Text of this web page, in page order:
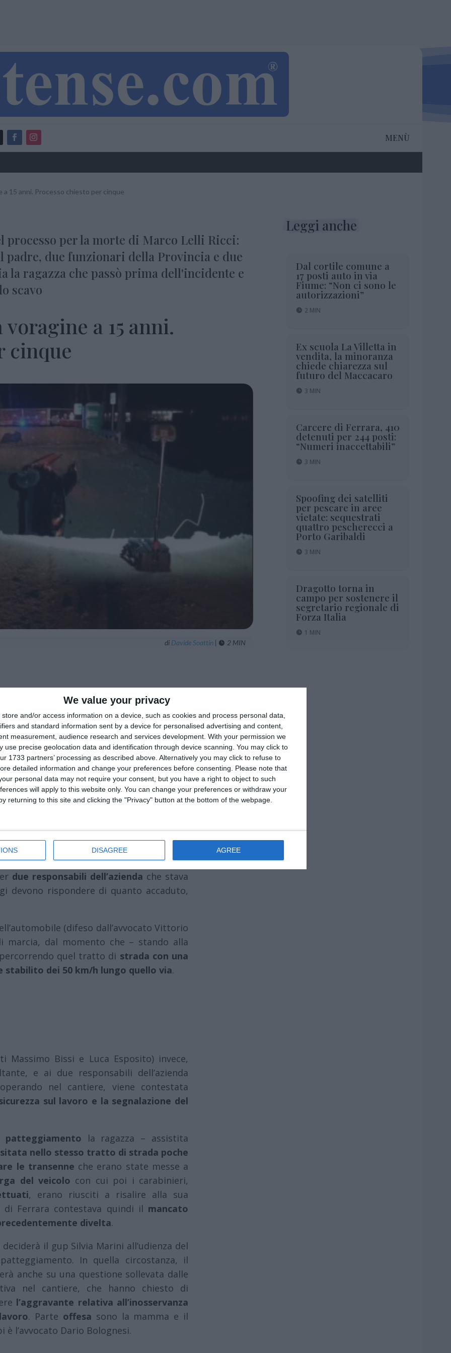
We value your privacy
store and/or access information on a device, such as cookies and process personal data,
and standard information sent by a device for personalised advertising and content,
measurement, audience research and services development. With your permission we
use precise geolocation data and identification through device scanning. You may click to
1733 partners’ processing as described above. Alternatively you may click to refuse to
detailed information and change your preferences before consenting.
Please note that
personal data may not require your consent, but you have a right to object to such
will apply to this website only. You can change your preferences or withdraw your
returning to this site and clicking the "Privacy" button at the bottom of the webpage.
DISAGREE AGREE
MENÙ
a 15 anni. Processo chiesto per cinque
processo per la morte di Marco Lelli Ricci:
due funzionari della Provincia e due
la ragazza che passò prima dell'incidente e
scavo
a 15 anni.
cinque
di Davide Soattin|  2 MIN
Leggi anche
Dal cortile comune a
17 posti auto in via
Fiume: “Non ci sono le
autorizzazioni”
2 MIN
Ex scuola La Villetta in
vendita, la minoranza
chiede chiarezza sul
futuro del Maccacaro
3 MIN
Carcere di Ferrara, 410
detenuti per 244 posti:
“Numeri inaccettabili”
3 MIN
Spoofing dei satelliti
per pescare in aree
vietate: sequestrati
quattro pescherecci a
Porto Garibaldi
3 MIN
Dragotto torna in
campo per sostenere il
segretario regionale di
Forza Italia
1 MIN
(mercoledì 18 giugno) pomeriggio – dopo
Procura di Ferrara ha chiesto percinque
stradaleper la morte del15enne Marco
originario di Granarolo, in provincia di
mentrepercorreva in automobile–
e Pilastrello, all’interno del territorio
di un cantiere.
ilpadre della giovane vittima, per due
due responsabili dell’azienda che stava
devono rispondere di quanto accaduto,
(difeso dall’avvocato Vittorio
marcia, dal momento che – stando alla
quel tratto di strada con una
stabilito dei 50 km/h lungo quello via.
Massimo Bissi e Luca Esposito) invece,
e ai due responsabili dell’azienda
nel cantiere, viene contestata
sul lavoro e la segnalazione del
patteggiamento la ragazza – assistita
nello stesso tratto di strada poche
le transenne che erano state messe a
del veicolo con cui poi i carabinieri,
, erano riusciti a risalire alla sua
di Ferrara contestava quindi il mancato
divelta.
il gup Silvia Marini all’udienza del
In quella circostanza, il
anche su una questione sollevata dalle
nel cantiere, che hanno chiesto di
l’aggravante relativa all’inosservanza
. Parte offesa sono la mamma e il
l’avvocato Dario Bolognesi.